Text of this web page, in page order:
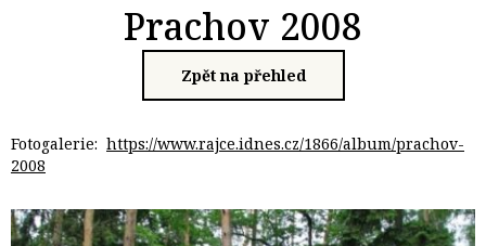
Zpět na přehled
Prachov 2008
Fotogalerie: https://www.rajce.idnes.cz/1866/album/prachov-
2008